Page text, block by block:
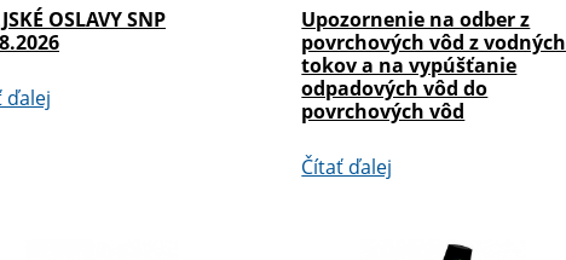
OSLAVY SNP
ďalej
Upozornenie na odber z
povrchových vôd z vodných
tokov a na vypúšťanie
odpadových vôd do
povrchových vôd
Čítať ďalej